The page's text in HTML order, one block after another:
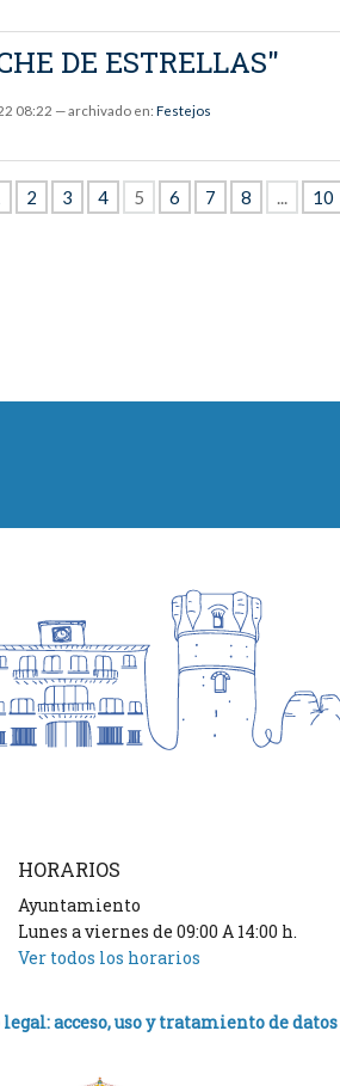
DE ESTRELLAS"
08:22 — archivado en:Festejos
2 3 4 5 6 7 8 ... 10
HORARIOS
Ayuntamiento
Lunes a viernes de 09:00 A 14:00 h.
Ver todos los horarios
acceso, uso y tratamiento de datos